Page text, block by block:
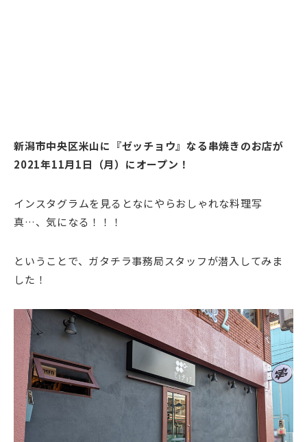
新潟市中央区米山に『ゼッチョウ』なる串焼きのお店が
2021年11月1日（月）にオープン！
インスタグラムを見るとなにやらおしゃれな料理写
真…、気になる！！！
ということで、ガタチラ事務局スタッフが潜入してみま
した！